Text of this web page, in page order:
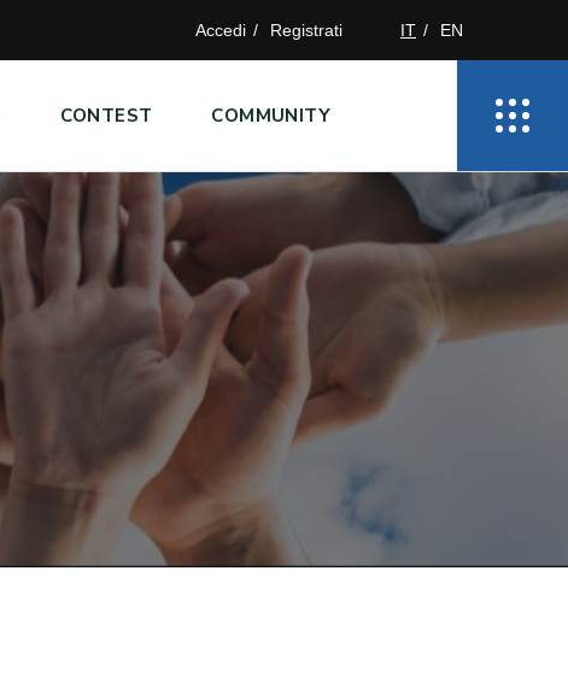
Accedi Registrati IT EN
CONTEST COMMUNITY